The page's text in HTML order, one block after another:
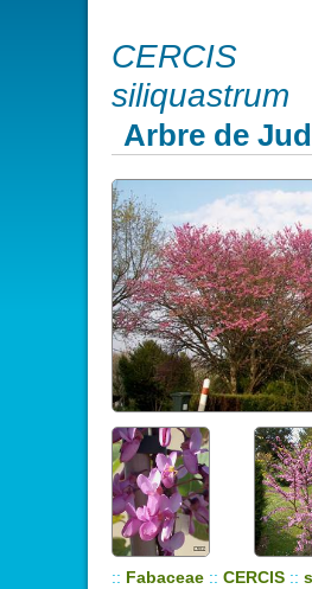
CERCIS
siliquastrum
Arbre de
:: Fabaceae :: CERCIS ::